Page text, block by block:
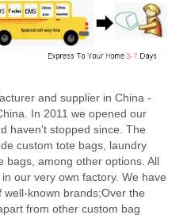
and supplier in China -
In 2011 we opened our
haven't stopped since. The
custom tote bags, laundry
bags, among other options. All
our very own factory. We have
known brands;Over the
from other custom bag